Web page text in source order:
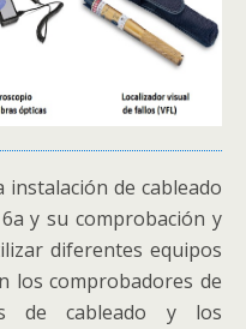
de cableado
y su comprobación y
diferentes equipos
los comprobadores de
de cableado y los